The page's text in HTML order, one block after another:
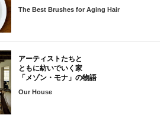
The Best Brushes for Aging Hair
アーティストたちと
ともに紡いでいく家
「メゾン・モナ」の物語
Our House